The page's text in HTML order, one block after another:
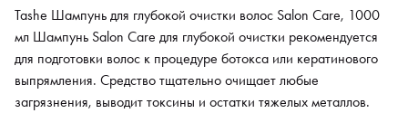
Tashe Шампунь для глубокой очистки волос Salon Care, 1000
мл Шампунь Salon Care для глубокой очистки рекомендуется
для подготовки волос к процедуре ботокса или кератинового
выпрямления. Средство тщательно очищает любые
загрязнения, выводит токсины и остатки тяжелых металлов.